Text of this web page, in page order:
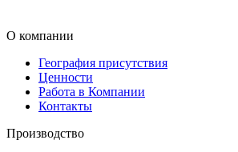
О компании
География присутствия
Ценности
Работа в Компании
Контакты
Производство